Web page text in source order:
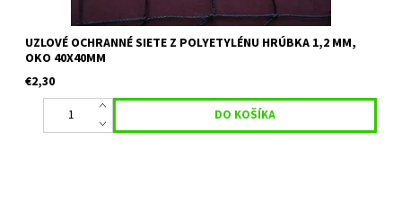
UZLOVÉ OCHRANNÉ SIETE Z POLYETYLÉNU HRÚBKA 1,2 MM,
OKO 40X40MM
€2,30